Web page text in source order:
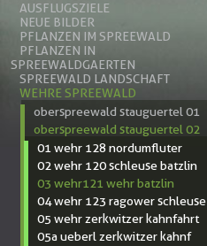
AUSFLUGSZIELE
NEUE BILDER
PFLANZEN IM SPREEWALD
PFLANZEN IN
SPREEWALDGAERTEN
SPREEWALD LANDSCHAFT
WEHRE SPREEWALD
oberspreewald stauguertel 01
oberspreewald stauguertel 02
01 wehr 128 nordumfluter
02 wehr 120 schleuse batzlin
03 wehr121 wehr batzlin
04 wehr 123 ragower schleuse
05 wehr zerkwitzer kahnfahrt
05a ueberl zerkwitzer kahnf